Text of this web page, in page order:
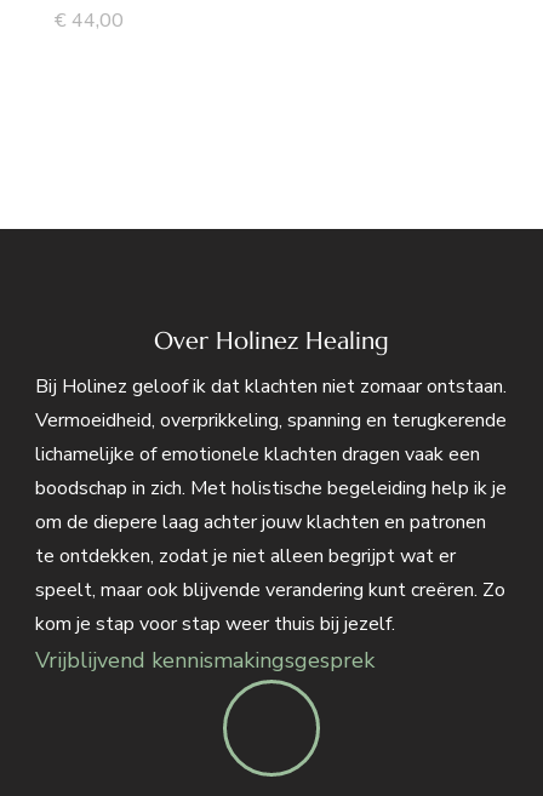
5.00
€ 44,00
Over Holinez Healing
Bij Holinez geloof ik dat klachten niet zomaar ontstaan.
Vermoeidheid, overprikkeling, spanning en terugkerende
lichamelijke of emotionele klachten dragen vaak een
boodschap in zich. Met holistische begeleiding help ik je
om de diepere laag achter jouw klachten en patronen
te ontdekken, zodat je niet alleen begrijpt wat er
speelt, maar ook blijvende verandering kunt creëren. Zo
kom je stap voor stap weer thuis bij jezelf.
Vrijblijvend kennismakingsgesprek